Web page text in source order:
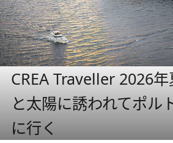
CREA Traveller 2026
と太陽に誘われてポル
に行く